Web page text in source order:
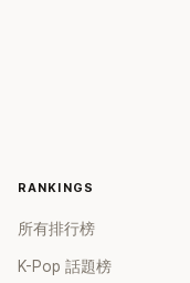
RANKINGS
所有排行榜
K-Pop 話題榜